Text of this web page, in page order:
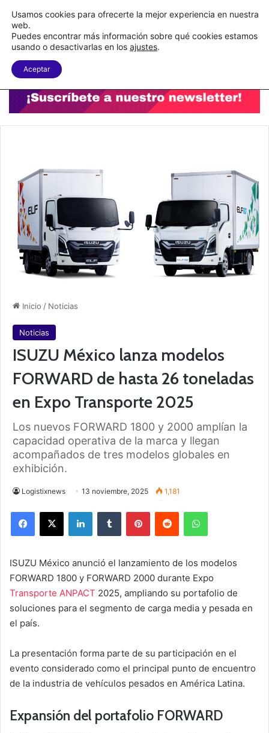
C&A México completa la implementación de su WMS en la nube
Menu
Inicio / Noticias
Noticias
ISUZU México lanza modelos
FORWARD de hasta 26 toneladas
en Expo Transporte 2025
Los nuevos FORWARD 1800 y 2000 amplían la
capacidad operativa de la marca y llegan
acompañados de tres modelos globales en
exhibición.
Logistixnews 13 noviembre, 2025 1,181
ISUZU México anunció el lanzamiento de los modelos
FORWARD 1800 y FORWARD 2000 durante Expo
Transporte ANPACT 2025, ampliando su portafolio de
soluciones para el segmento de carga media y pesada en
el país.
La presentación forma parte de su participación en el
evento considerado como el principal punto de encuentro
de la industria de vehículos pesados en América Latina.
Expansión del portafolio FORWARD
Usamos cookies para ofrecerte la mejor experiencia en nuestra
web.
Puedes encontrar más información sobre qué cookies estamos
usando o desactivarlas en los ajustes.
Aceptar